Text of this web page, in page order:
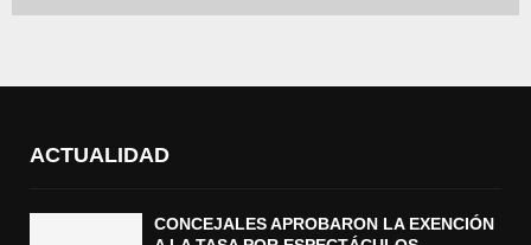
ACTUALIDAD
CONCEJALES APROBARON LA EXENCIÓN